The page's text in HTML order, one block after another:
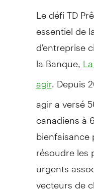
Le défi TD
essentiel de
d'entreprise
la Banque,
agir. Depuis
agir a versé
canadiens à
résoudre les
urgents
vecteurs de